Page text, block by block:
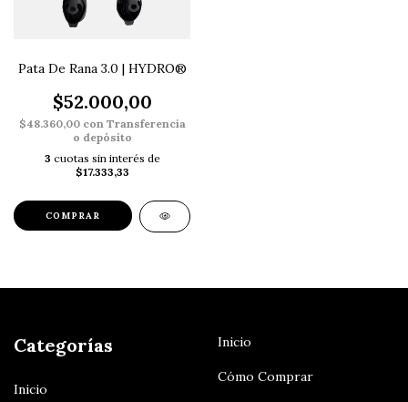
Pata De Rana 3.0 | HYDRO®
$52.000,00
$48.360,00 con Transferencia
o depósito
3 cuotas sin interés de
$17.333,33
COMPRAR
Categorías
Inicio
Inicio
Cómo Comprar